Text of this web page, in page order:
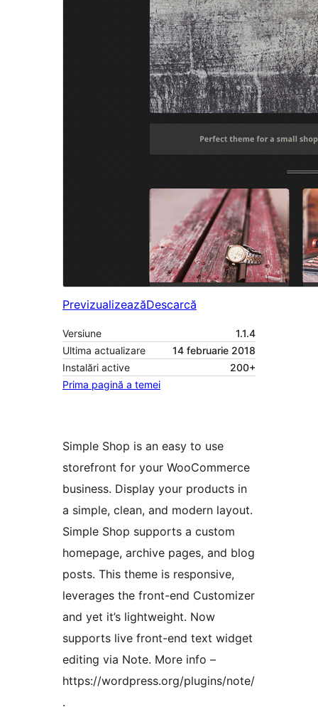
PrevizualizeazăDescarcă
Versiune
1.1.4
Ultima actualizare
14 februarie 2018
Instalări active
200+
Prima pagină a temei
Simple Shop is an easy to use
storefront for your WooCommerce
business. Display your products in
a simple, clean, and modern layout.
Simple Shop supports a custom
homepage, archive pages, and blog
posts. This theme is responsive,
leverages the front-end Customizer
and yet it’s lightweight. Now
supports live front-end text widget
editing via Note. More info –
https://wordpress.org/plugins/note/
.